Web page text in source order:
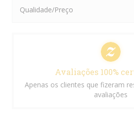
Qualidade/Preço
Avaliações 100%
Apenas os clientes que fizeram
avaliações